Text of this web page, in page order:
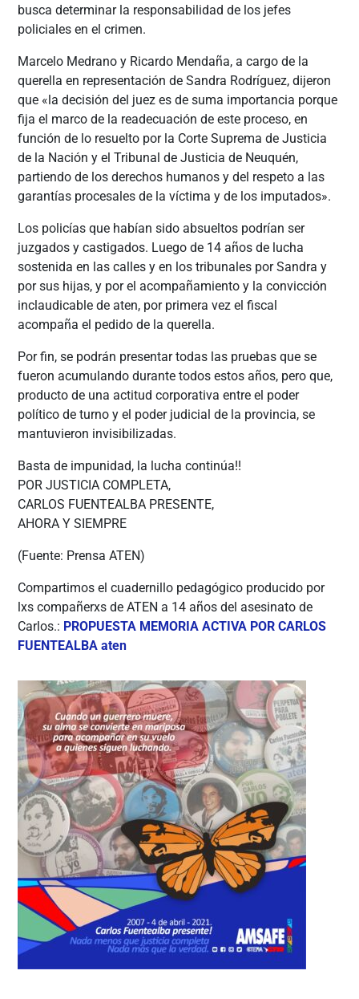
busca determinar la responsabilidad de los jefes
policiales en el crimen.
Marcelo Medrano y Ricardo Mendaña, a cargo de la
querella en representación de Sandra Rodríguez, dijeron
que «la decisión del juez es de suma importancia porque
fija el marco de la readecuación de este proceso, en
función de lo resuelto por la Corte Suprema de Justicia
de la Nación y el Tribunal de Justicia de Neuquén,
partiendo de los derechos humanos y del respeto a las
garantías procesales de la víctima y de los imputados».
Los policías que habían sido absueltos podrían ser
juzgados y castigados. Luego de 14 años de lucha
sostenida en las calles y en los tribunales por Sandra y
por sus hijas, y por el acompañamiento y la convicción
inclaudicable de aten, por primera vez el fiscal
acompaña el pedido de la querella.
Por fin, se podrán presentar todas las pruebas que se
fueron acumulando durante todos estos años, pero que,
producto de una actitud corporativa entre el poder
político de turno y el poder judicial de la provincia, se
mantuvieron invisibilizadas.
Basta de impunidad, la lucha continúa!!
POR JUSTICIA COMPLETA,
CARLOS FUENTEALBA PRESENTE,
AHORA Y SIEMPRE
(Fuente: Prensa ATEN)
Compartimos el cuadernillo pedagógico producido por
lxs compañerxs de ATEN a 14 años del asesinato de
Carlos.: PROPUESTA MEMORIA ACTIVA POR CARLOS
FUENTEALBA aten